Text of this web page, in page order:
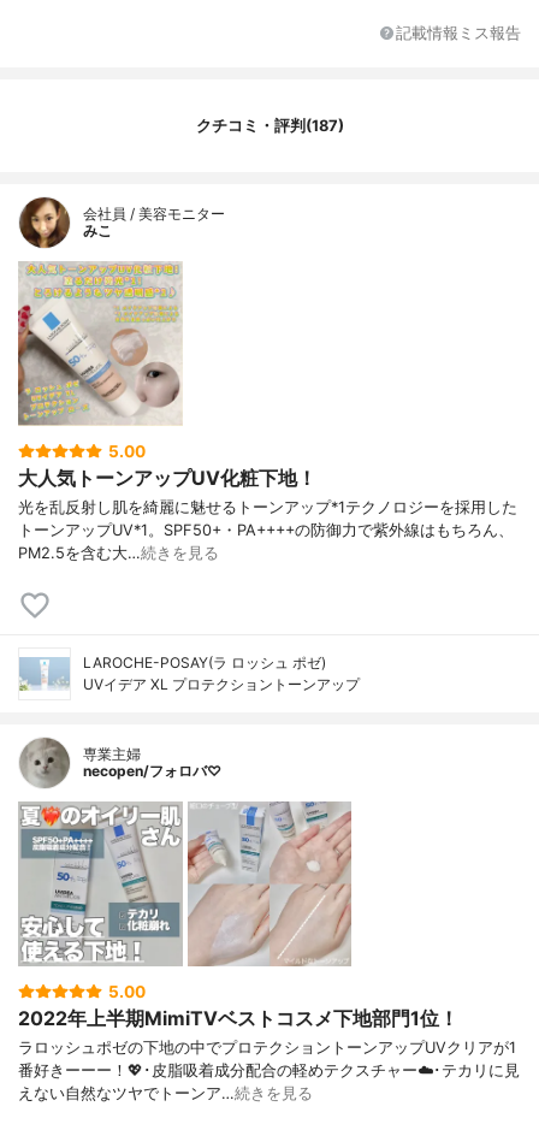
メトリゾールトリシロキサン、テレフタリ
イロン-12、（アクリルアミド/アクリロイ
G、シアバター油粕エキス、カプリリルグリ
記載情報ミス報告
クチコミ・評判(187)
会社員 / 美容モニター
みこ
5.00
大人気トーンアップUV化粧下地！
光を乱反射し肌を綺麗に魅せるトーンアップ*1テクノロジーを採用した
トーンアップUV*1。SPF50+・PA++++の防御力で紫外線はもちろん、
PM2.5を含む大…続きを見る
LAROCHE-POSAY(ラ ロッシュ ポゼ)
UVイデア XL プロテクショントーンアップ
専業主婦
necopen/フォロバ♡
5.00
2022年上半期MimiTVベストコスメ下地部門1位！
ラロッシュポゼの下地の中でプロテクショントーンアップUVクリアが1
番好きーーー！💖･皮脂吸着成分配合の軽めテクスチャー☁️･テカリに見
えない自然なツヤでトーンア…続きを見る